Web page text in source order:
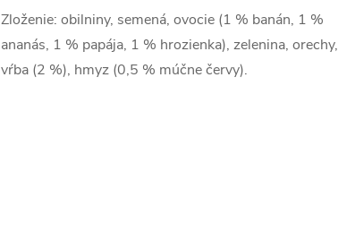
Zloženie: obilniny, semená, ovocie (1 % banán, 1 %
ananás, 1 % papája, 1 % hrozienka), zelenina, orechy,
vŕba (2 %), hmyz (0,5 % múčne červy).